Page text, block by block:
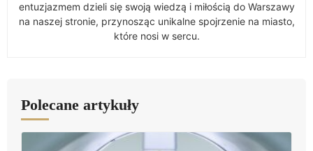
entuzjazmem dzieli się swoją wiedzą i miłością do Warszawy
na naszej stronie, przynosząc unikalne spojrzenie na miasto,
które nosi w sercu.
Polecane artykuły